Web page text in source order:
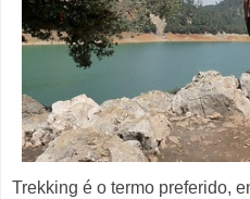
Trekking é o termo preferido,